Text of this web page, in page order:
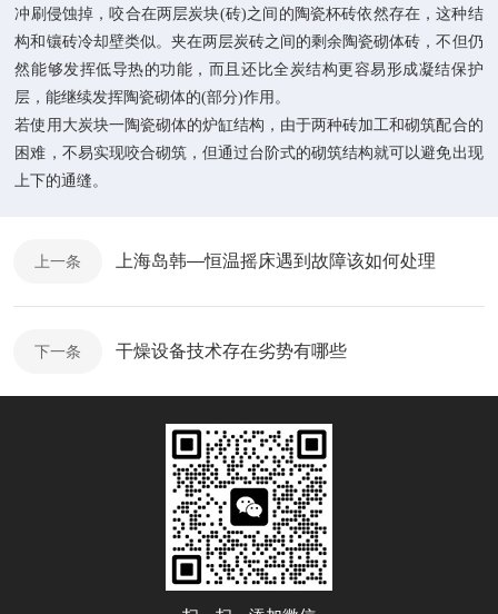
冲刷侵蚀掉，咬合在两层炭块(砖)之间的陶瓷杯砖依然存在，这种结
构和镶砖冷却壁类似。夹在两层炭砖之间的剩余陶瓷砌体砖，不但仍
然能够发挥低导热的功能，而且还比全炭结构更容易形成凝结保护
层，能继续发挥陶瓷砌体的(部分)作用。
若使用大炭块一陶瓷砌体的炉缸结构，由于两种砖加工和砌筑配合的
困难，不易实现咬合砌筑，但通过台阶式的砌筑结构就可以避免出现
上下的通缝。
上一条 上海岛韩—恒温摇床遇到故障该如何处理
下一条 干燥设备技术存在劣势有哪些